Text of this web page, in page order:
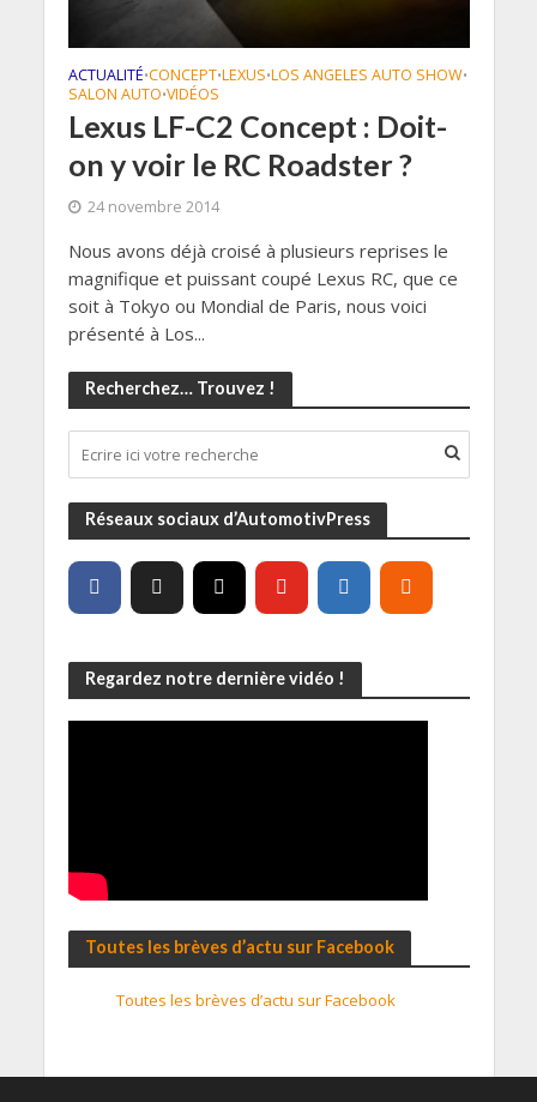
ACTUALITÉ•CONCEPT•LEXUS•LOS ANGELES AUTO SHOW•
SALON AUTO•VIDÉOS
Lexus LF-C2 Concept : Doit-
on y voir le RC Roadster ?
24 novembre 2014
Nous avons déjà croisé à plusieurs reprises le
magnifique et puissant coupé Lexus RC, que ce
soit à Tokyo ou Mondial de Paris, nous voici
présenté à Los...
Recherchez… Trouvez !
Réseaux sociaux d’AutomotivPress
Regardez notre dernière vidéo !
Toutes les brèves d’actu sur Facebook
Toutes les brèves d’actu sur Facebook